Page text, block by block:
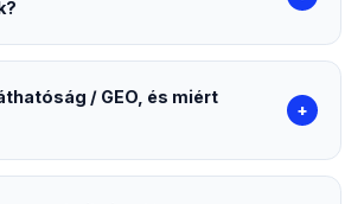
/ GEO, és miért
+